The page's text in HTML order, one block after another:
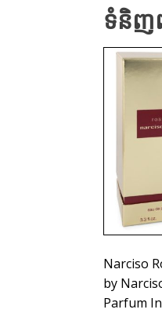
ទំនិញ
Narciso
by
Parfum